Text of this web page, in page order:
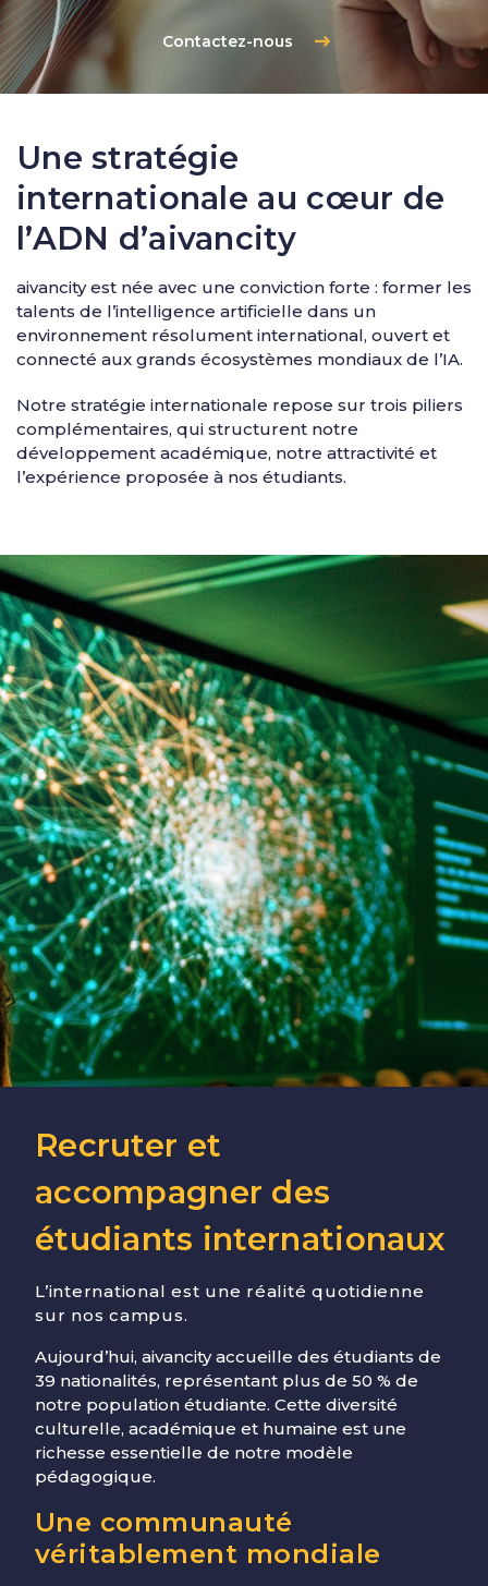
Contactez-nous
Une stratégie
internationale au cœur de
l’ADN d’aivancity
aivancity est née avec une conviction forte : former les
talents de l’intelligence artificielle dans un
environnement résolument international, ouvert et
connecté aux grands écosystèmes mondiaux de l’IA.
Notre stratégie internationale repose sur trois piliers
complémentaires, qui structurent notre
développement académique, notre attractivité et
l’expérience proposée à nos étudiants.
Recruter et
accompagner des
étudiants internationaux
L’international est une réalité quotidienne
sur nos campus.
Aujourd’hui, aivancity accueille des étudiants de
39 nationalités, représentant plus de 50 % de
notre population étudiante. Cette diversité
culturelle, académique et humaine est une
richesse essentielle de notre modèle
pédagogique.
Une communauté
véritablement mondiale